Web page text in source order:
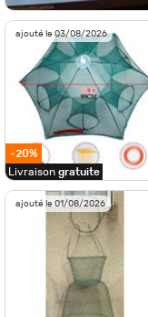
ajouté le 03/08/2026
-20%
Livraison gratuite
ajouté le 01/08/2026